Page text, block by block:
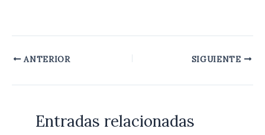
ANTERIOR SIGUIENTE
Entradas relacionadas